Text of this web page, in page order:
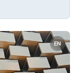
EN